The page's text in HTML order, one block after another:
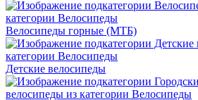
Велосипеды горные (МТБ)
Детские велосипеды